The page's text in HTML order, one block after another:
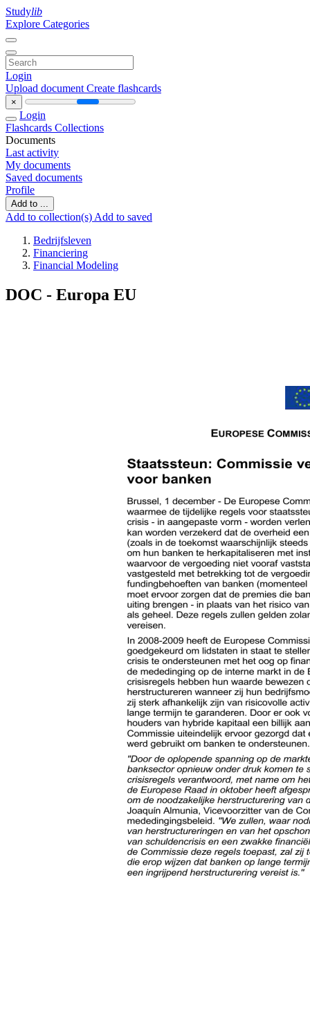
Studylib
Explore Categories
Login
Upload document Create flashcards
×
Login
Flashcards Collections
Documents
Last activity
My documents
Saved documents
Profile
Add to ...
Add to collection(s) Add to saved
Bedrijfsleven
Financiering
Financial Modeling
DOC - Europa EU